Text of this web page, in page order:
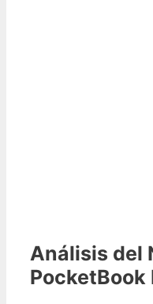
Análisis del
PocketBook